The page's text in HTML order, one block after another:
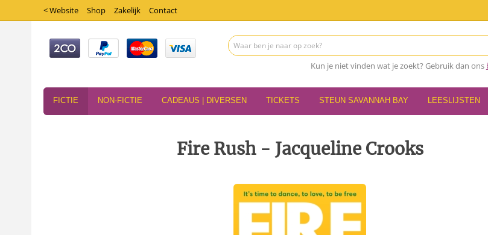
< Website Shop Zakelijk Contact
Kun je niet vinden wat je zoekt? Gebruik dan ons
FICTIE NON-FICTIE CADEAUS | DIVERSEN TICKETS STEUN SAVANNAH BAY LEESLIJSTEN
Fire Rush - Jacqueline Crooks